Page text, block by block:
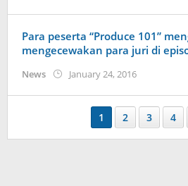
Para peserta “Produce 101”
mengecewakan para juri di
News January 24, 2016by
1 2 3 4